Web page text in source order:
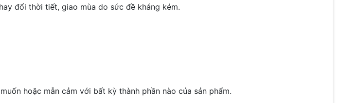
đổi thời tiết, giao mùa do sức đề kháng kém.
hoặc mẫn cảm với bất kỳ thành phần nào của sản phẩm.